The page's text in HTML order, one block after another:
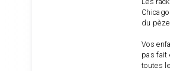
du pèze
Vos
pas fait
toutes